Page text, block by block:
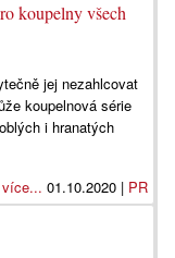
koupelny všech
jej nezahlcovat
koupelnová série
i hranatých
více... 01.10.2020 | PR